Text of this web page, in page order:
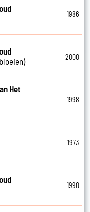
1986
2000
Het
1998
1973
1990